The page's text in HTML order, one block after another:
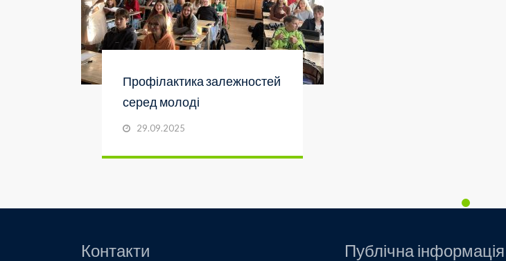
Профілактика залежностей
серед молоді
29.09.2025
Контакти Публічна інформація